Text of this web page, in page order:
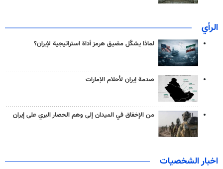
الرأي
لماذا يشكّل مضيق هرمز أداة استراتيجية لإيران؟
صدمة إيران لأحلام الإمارات
من الإخفاق في الميدان إلى وهم الحصار البري على إيران
اخبار الشخصيات